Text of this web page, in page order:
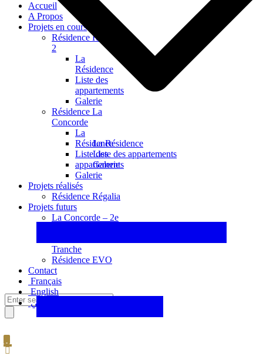
La Résidence
Liste des appartements
Galerie
Accueil
A Propos
Projets en cours
Résidence Régalia
2
La
Résidence
Liste des
appartements
Galerie
Résidence La
Concorde
La
Résidence
Liste des
appartements
Galerie
Projets réalisés
Résidence Régalia
Projets futurs
La Concorde – 2e
Tranche
Résidence EVO
Contact
Français
English
عربي